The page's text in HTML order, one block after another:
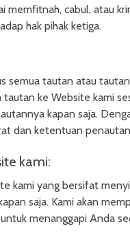
memfitnah, cabul, atau
hak pihak ketiga.
semua tautan atau
ke Website kami
kapan saja.
dan ketentuan
kami:
kami yang bersifat
saja. Kami akan
menanggapi Anda